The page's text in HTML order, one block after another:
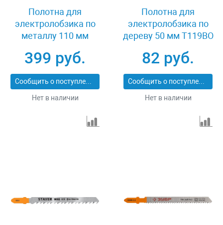
Полотна для
электролобзика по
металлу 110 мм
159552-2
399 руб.
Сообщить о поступлении
Нет в наличии
Полотна для
электролобзика по
дереву 50 мм T119BO
82 руб.
Сообщить о поступлении
Нет в наличии